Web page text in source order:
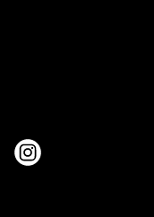
Instagram